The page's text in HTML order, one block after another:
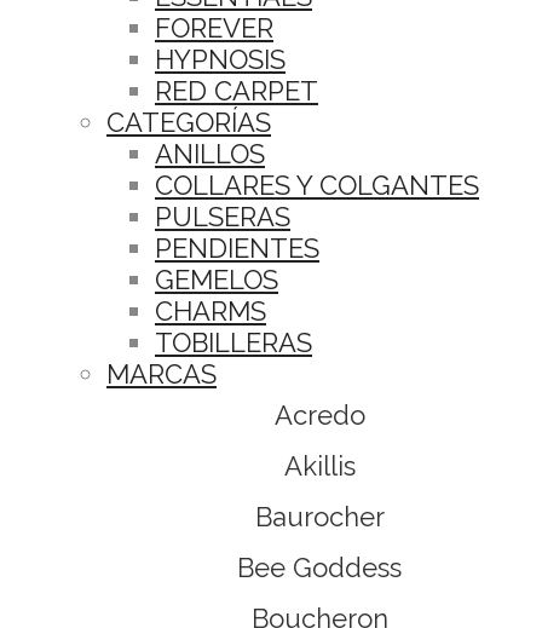
FOREVER
HYPNOSIS
RED CARPET
CATEGORÍAS
ANILLOS
COLLARES Y COLGANTES
PULSERAS
PENDIENTES
GEMELOS
CHARMS
TOBILLERAS
MARCAS
Acredo
Akillis
Baurocher
Bee Goddess
Boucheron